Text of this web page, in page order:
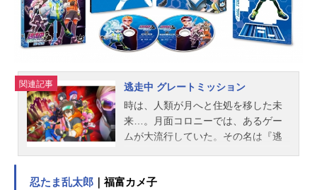
タンダ：辻谷耕史トロガイ：真山亜
子トーヤ：浅野まゆみサヤ：広橋涼
聖導師：石森達幸シュガ：野島裕史
ガカイ：中博史モン：楠見尚己ジ
ン：松風雅也ゼン：望月健一カル
ナ：藤原啓治帝：斧アツシサグム：
小林良也ニノ妃：篠原恵美ジグロ：
西凜太朗スタッフ原作：上橋菜穂子
「精霊の守り人」監督：神山健治キ
作：「精霊の守り人」製作委員会主
関連記事
逃走中 グレートミッション
時は、人類が月へと住処を移した未
来…。月面コロニーでは、あるゲー
ムが大流行していた。その名は『逃
カウントがゼロになるまで、追跡ア
忍たま乱太郎 ｜福富カメ子